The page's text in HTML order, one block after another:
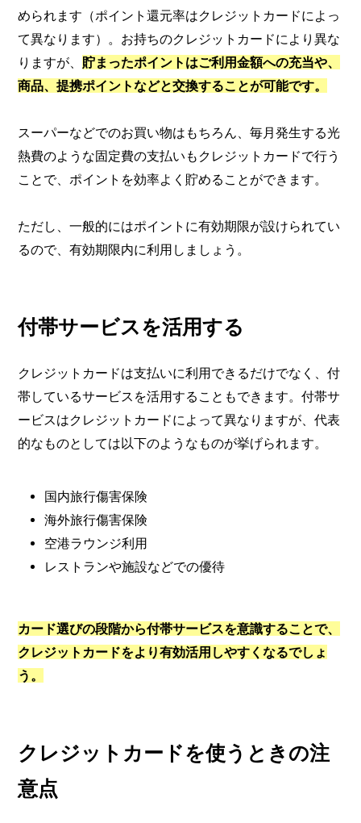
められます（ポイント還元率はクレジットカードによっ
て異なります）。お持ちのクレジットカードにより異な
りますが、 貯まったポイントはご利用金額への充当や、
商品、提携ポイントなどと交換することが可能です。
スーパーなどでのお買い物はもちろん、毎月発生する光
熱費のような固定費の支払いもクレジットカードで行う
ことで、ポイントを効率よく貯めることができます。
ただし、一般的にはポイントに有効期限が設けられてい
るので、有効期限内に利用しましょう。
付帯サービスを活用する
クレジットカードは支払いに利用できるだけでなく、付
帯しているサービスを活用することもできます。付帯サ
ービスはクレジットカードによって異なりますが、代表
的なものとしては以下のようなものが挙げられます。
国内旅行傷害保険
海外旅行傷害保険
空港ラウンジ利用
レストランや施設などでの優待
カード選びの段階から付帯サービスを意識することで、
クレジットカードをより有効活用しやすくなるでしょ
う。
クレジットカードを使うときの注
意点